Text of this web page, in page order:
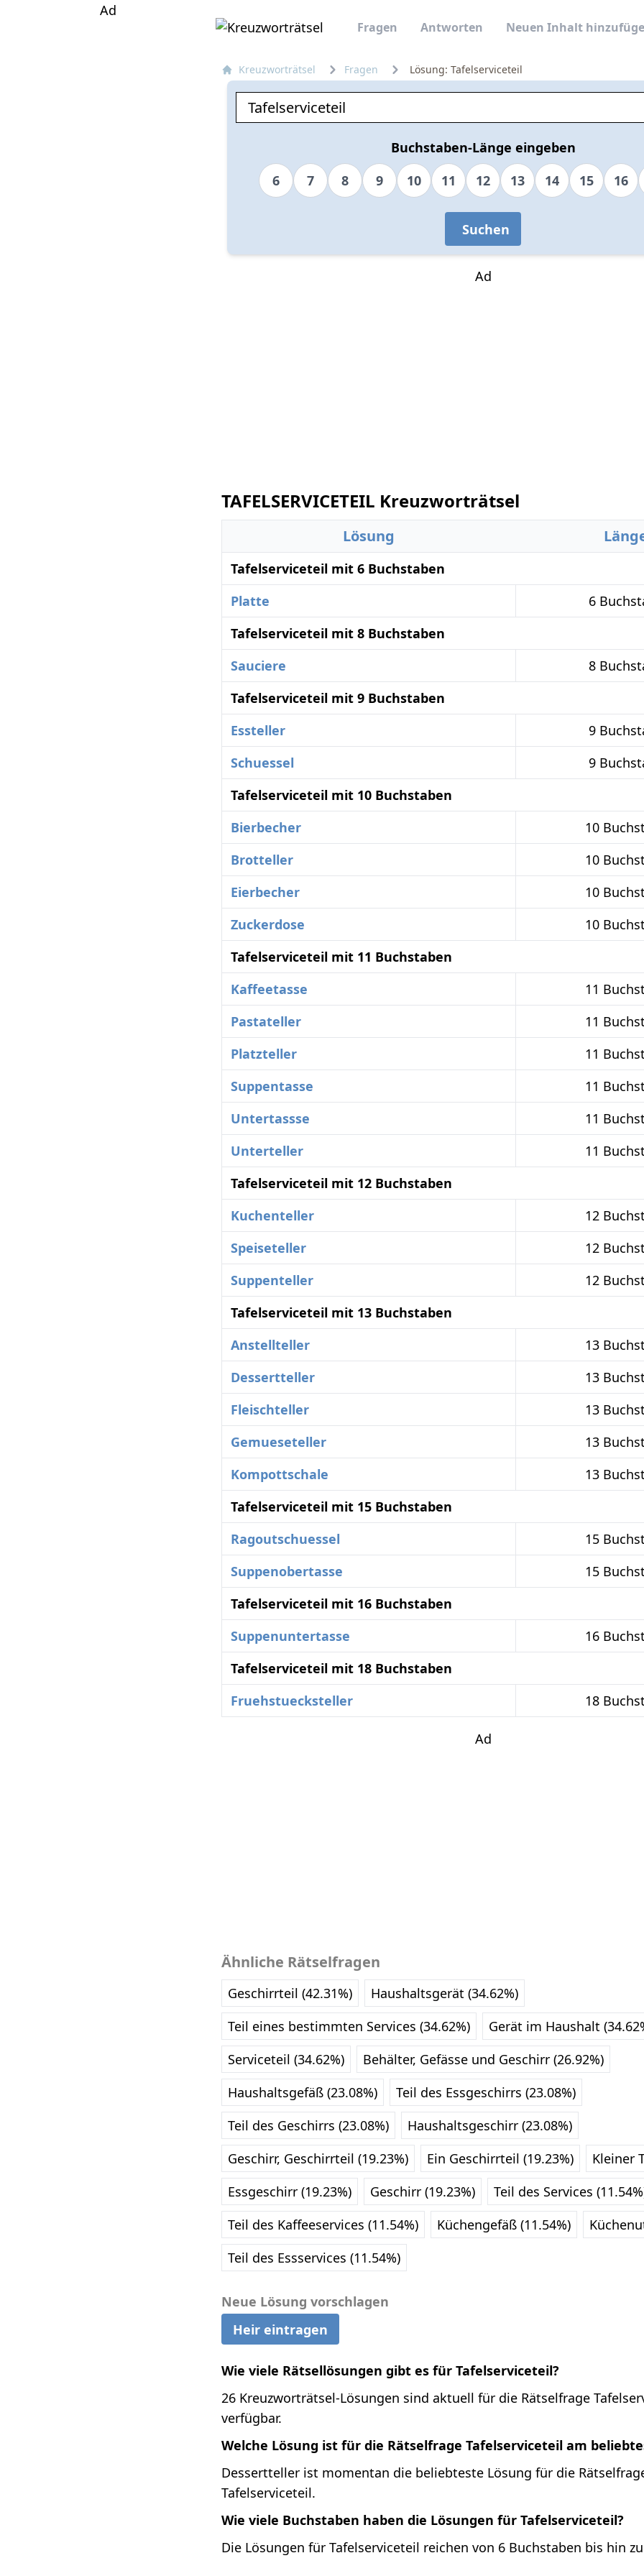
Fragen Antworten Neuen Inhalt
Ad
Kreuzworträtsel Fragen Lösung: Tafelserviceteil
Buchstaben-Länge eingeben
6
7 8 9 10 11 12 13 14 15 16
Suchen
Ad
TAFELSERVICETEIL Kreuzworträtsel
Lösung
Tafelserviceteil mit 6 Buchstaben
Platte
6
Tafelserviceteil mit 8 Buchstaben
Sauciere
8
Tafelserviceteil mit 9 Buchstaben
Essteller
9
Schuessel
9
Tafelserviceteil mit 10 Buchstaben
Bierbecher
10
Brotteller
10
Eierbecher
10
Zuckerdose
10
Tafelserviceteil mit 11 Buchstaben
Kaffeetasse
11
Pastateller
11
Platzteller
11
Suppentasse
11
Untertassse
11
Unterteller
11
Tafelserviceteil mit 12 Buchstaben
Kuchenteller
12
Speiseteller
12
Suppenteller
12
Tafelserviceteil mit 13 Buchstaben
Anstellteller
13
Dessertteller
13
Fleischteller
13
Gemueseteller
13
Kompottschale
13
Tafelserviceteil mit 15 Buchstaben
Ragoutschuessel
15
Suppenobertasse
15
Tafelserviceteil mit 16 Buchstaben
Suppenuntertasse
16
Tafelserviceteil mit 18 Buchstaben
Fruehstuecksteller
18
Ad
Ähnliche Rätselfragen
Geschirrteil (42.31%)
Haushaltsgerät (34.62%)
Teil eines bestimmten Services (34.62%)
Gerät im Haushalt
Serviceteil (34.62%)
Behälter, Gefässe und Geschirr (26.92%)
Haushaltsgefäß (23.08%)
Teil des Essgeschirrs (23.08%)
Teil des Geschirrs (23.08%)
Haushaltsgeschirr (23.08%)
Geschirr, Geschirrteil (19.23%)
Ein Geschirrteil (19.23%)
Kleiner
Essgeschirr (19.23%)
Geschirr (19.23%)
Teil des Services
Teil des Kaffeeservices (11.54%)
Küchengefäß (11.54%)
Teil des Essservices (11.54%)
Neue Lösung vorschlagen
Heir eintragen
Wie viele Rätsellösungen gibt es für Tafelserviceteil?
26 Kreuzworträtsel-Lösungen sind aktuell für die Rätselfrage
verfügbar.
Welche Lösung ist für die Rätselfrage Tafelserviceteil am
Dessertteller ist momentan die beliebteste Lösung für die
Tafelserviceteil.
Wie viele Buchstaben haben die Lösungen für Tafelserviceteil?
Die Lösungen für Tafelserviceteil reichen von 6 Buchstaben bis hin